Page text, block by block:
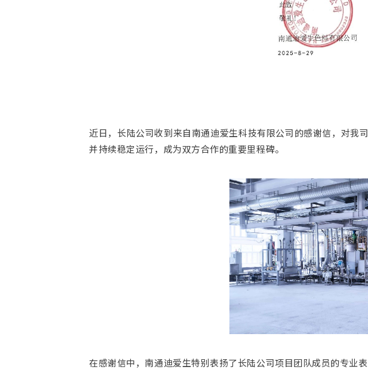
近日，长陆公司收到来自南通迪爱生科技有限公司的感谢信，对我
并持续稳定运行，成为双方合作的重要里程碑。
在感谢信中，南通迪爱生特别表扬了长陆公司项目团队成员的专业